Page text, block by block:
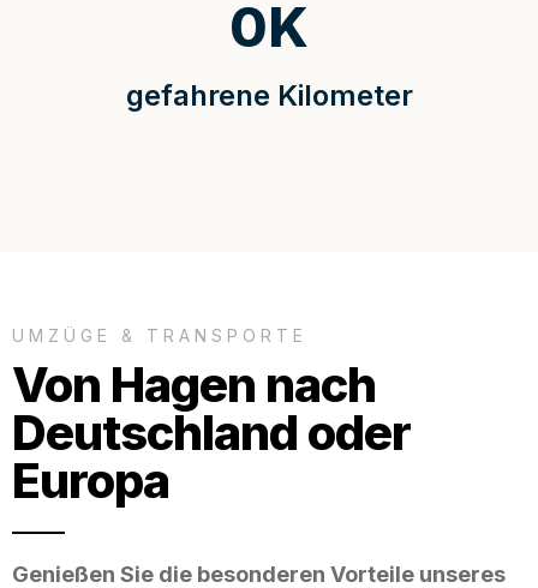
gefahrene Kilometer
0K
UMZÜGE & TRANSPORTE
Von Hagen nach
Deutschland oder
Europa
Genießen Sie die besonderen Vorteile unseres